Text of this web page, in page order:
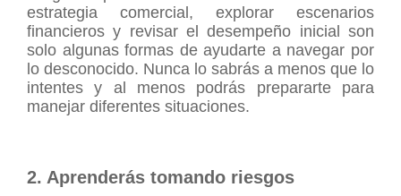
estrategia comercial, explorar escenarios
financieros y revisar el desempeño inicial son
solo algunas formas de ayudarte a navegar por
lo desconocido. Nunca lo sabrás a menos que lo
intentes y al menos podrás prepararte para
manejar diferentes situaciones.
2. Aprenderás tomando riesgos